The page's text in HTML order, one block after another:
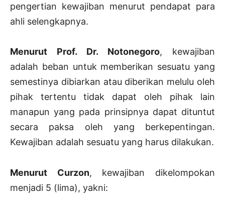
pengertian kewajiban menurut pendapat para
ahli selengkapnya.
Menurut Prof. Dr. Notonegoro, kewajiban
adalah beban untuk memberikan sesuatu yang
semestinya dibiarkan atau diberikan melulu oleh
pihak tertentu tidak dapat oleh pihak lain
manapun yang pada prinsipnya dapat dituntut
secara paksa oleh yang berkepentingan.
Kewajiban adalah sesuatu yang harus dilakukan.
Menurut Curzon, kewajiban dikelompokan
menjadi 5 (lima), yakni: